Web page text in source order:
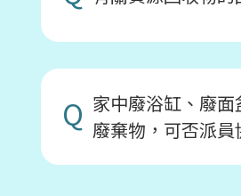
Q 家中廢浴缸、廢
廢棄物，可否派員